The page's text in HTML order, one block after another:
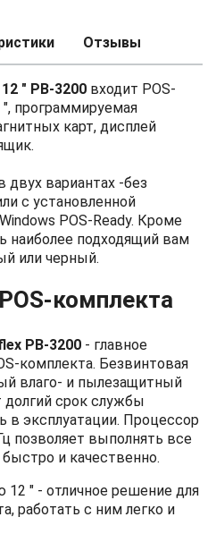
Отзывы
" PB-3200 входит POS-
программируемая
карт, дисплей
двух вариантах -без
с установленной
POS-Ready. Кроме
наиболее подходящий вам
или черный.
комплекта
PB-3200 - главное
комплекта. Безвинтовая
влаго- и пылезащитный
срок службы
в эксплуатации. Процессор
позволяет выполнять все
и качественно.
12 " - отличное решение для
работать с ним легко и